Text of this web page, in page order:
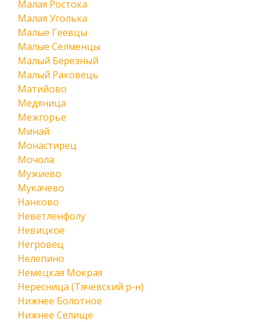
Малая Ростока
Малая Уголька
Малые Геевцы
Малые Селменцы
Малый Березный
Малый Раковець
Матийово
Медяница
Межгорье
Минай
Монастирец
Мочола
Мужиево
Мукачево
Нанково
Неветленфолу
Невицкое
Негровец
Нелепино
Немецкая Мокрая
Нересница (Тячевский р-н)
Нижнее Болотное
Нижнее Селище